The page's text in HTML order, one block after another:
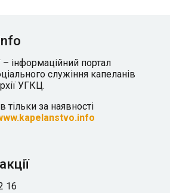
– інформаційний портал
служіння капеланів
УГКЦ.
тільки за наявності
16